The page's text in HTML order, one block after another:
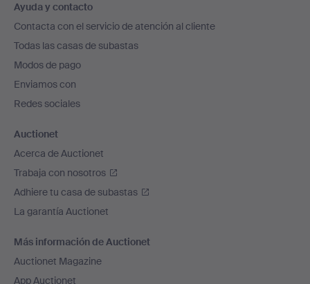
en
el
pie
de
página
Ayuda y contacto
Contacta con el servicio de atención al cliente
Todas las casas de subastas
Modos de pago
Enviamos con
Redes sociales
Auctionet
Acerca de Auctionet
Trabaja con nosotros
Adhiere tu casa de subastas
La garantía Auctionet
Más información de Auctionet
Auctionet Magazine
App Auctionet